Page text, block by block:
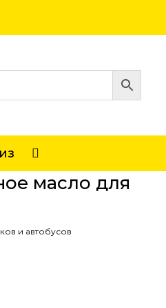
масло для
и автобусов